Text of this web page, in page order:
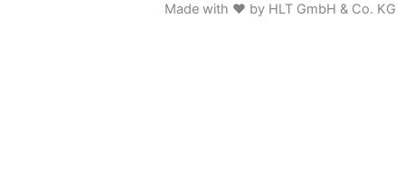
Made with ♥ by HLT GmbH & Co. KG